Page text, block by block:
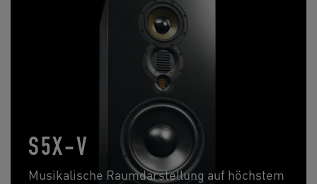
S5X-V
Musikalische Raumdarstellung auf höchstem